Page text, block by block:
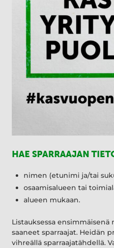
HAE SPARRAAJAN
nimen (etunimi ja/tai
osaamisalueen tai
alueen mukaan.
Listauksessa
saaneet sparraajat. Heidän
vihreällä sparraajatähdellä.